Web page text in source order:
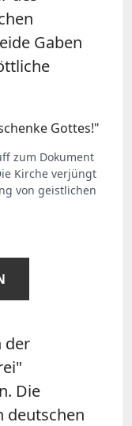
Gaben
Gottes!"
zum Dokument
Kirche verjüngt
von geistlichen
der
Die
deutschen